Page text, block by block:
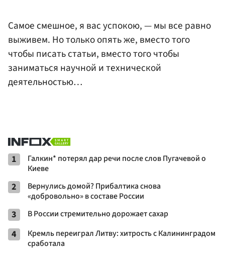
Самое смешное, я вас успокою, — мы все равно
выживем. Но только опять же, вместо того
чтобы писать статьи, вместо того чтобы
заниматься научной и технической
деятельностью…
1
Галкин* потерял дар речи после слов Пугачевой о
Киеве
2
Вернулись домой? Прибалтика снова
«добровольно» в составе России
3 В России стремительно дорожает сахар
4
Кремль переиграл Литву: хитрость с Калининградом
сработала